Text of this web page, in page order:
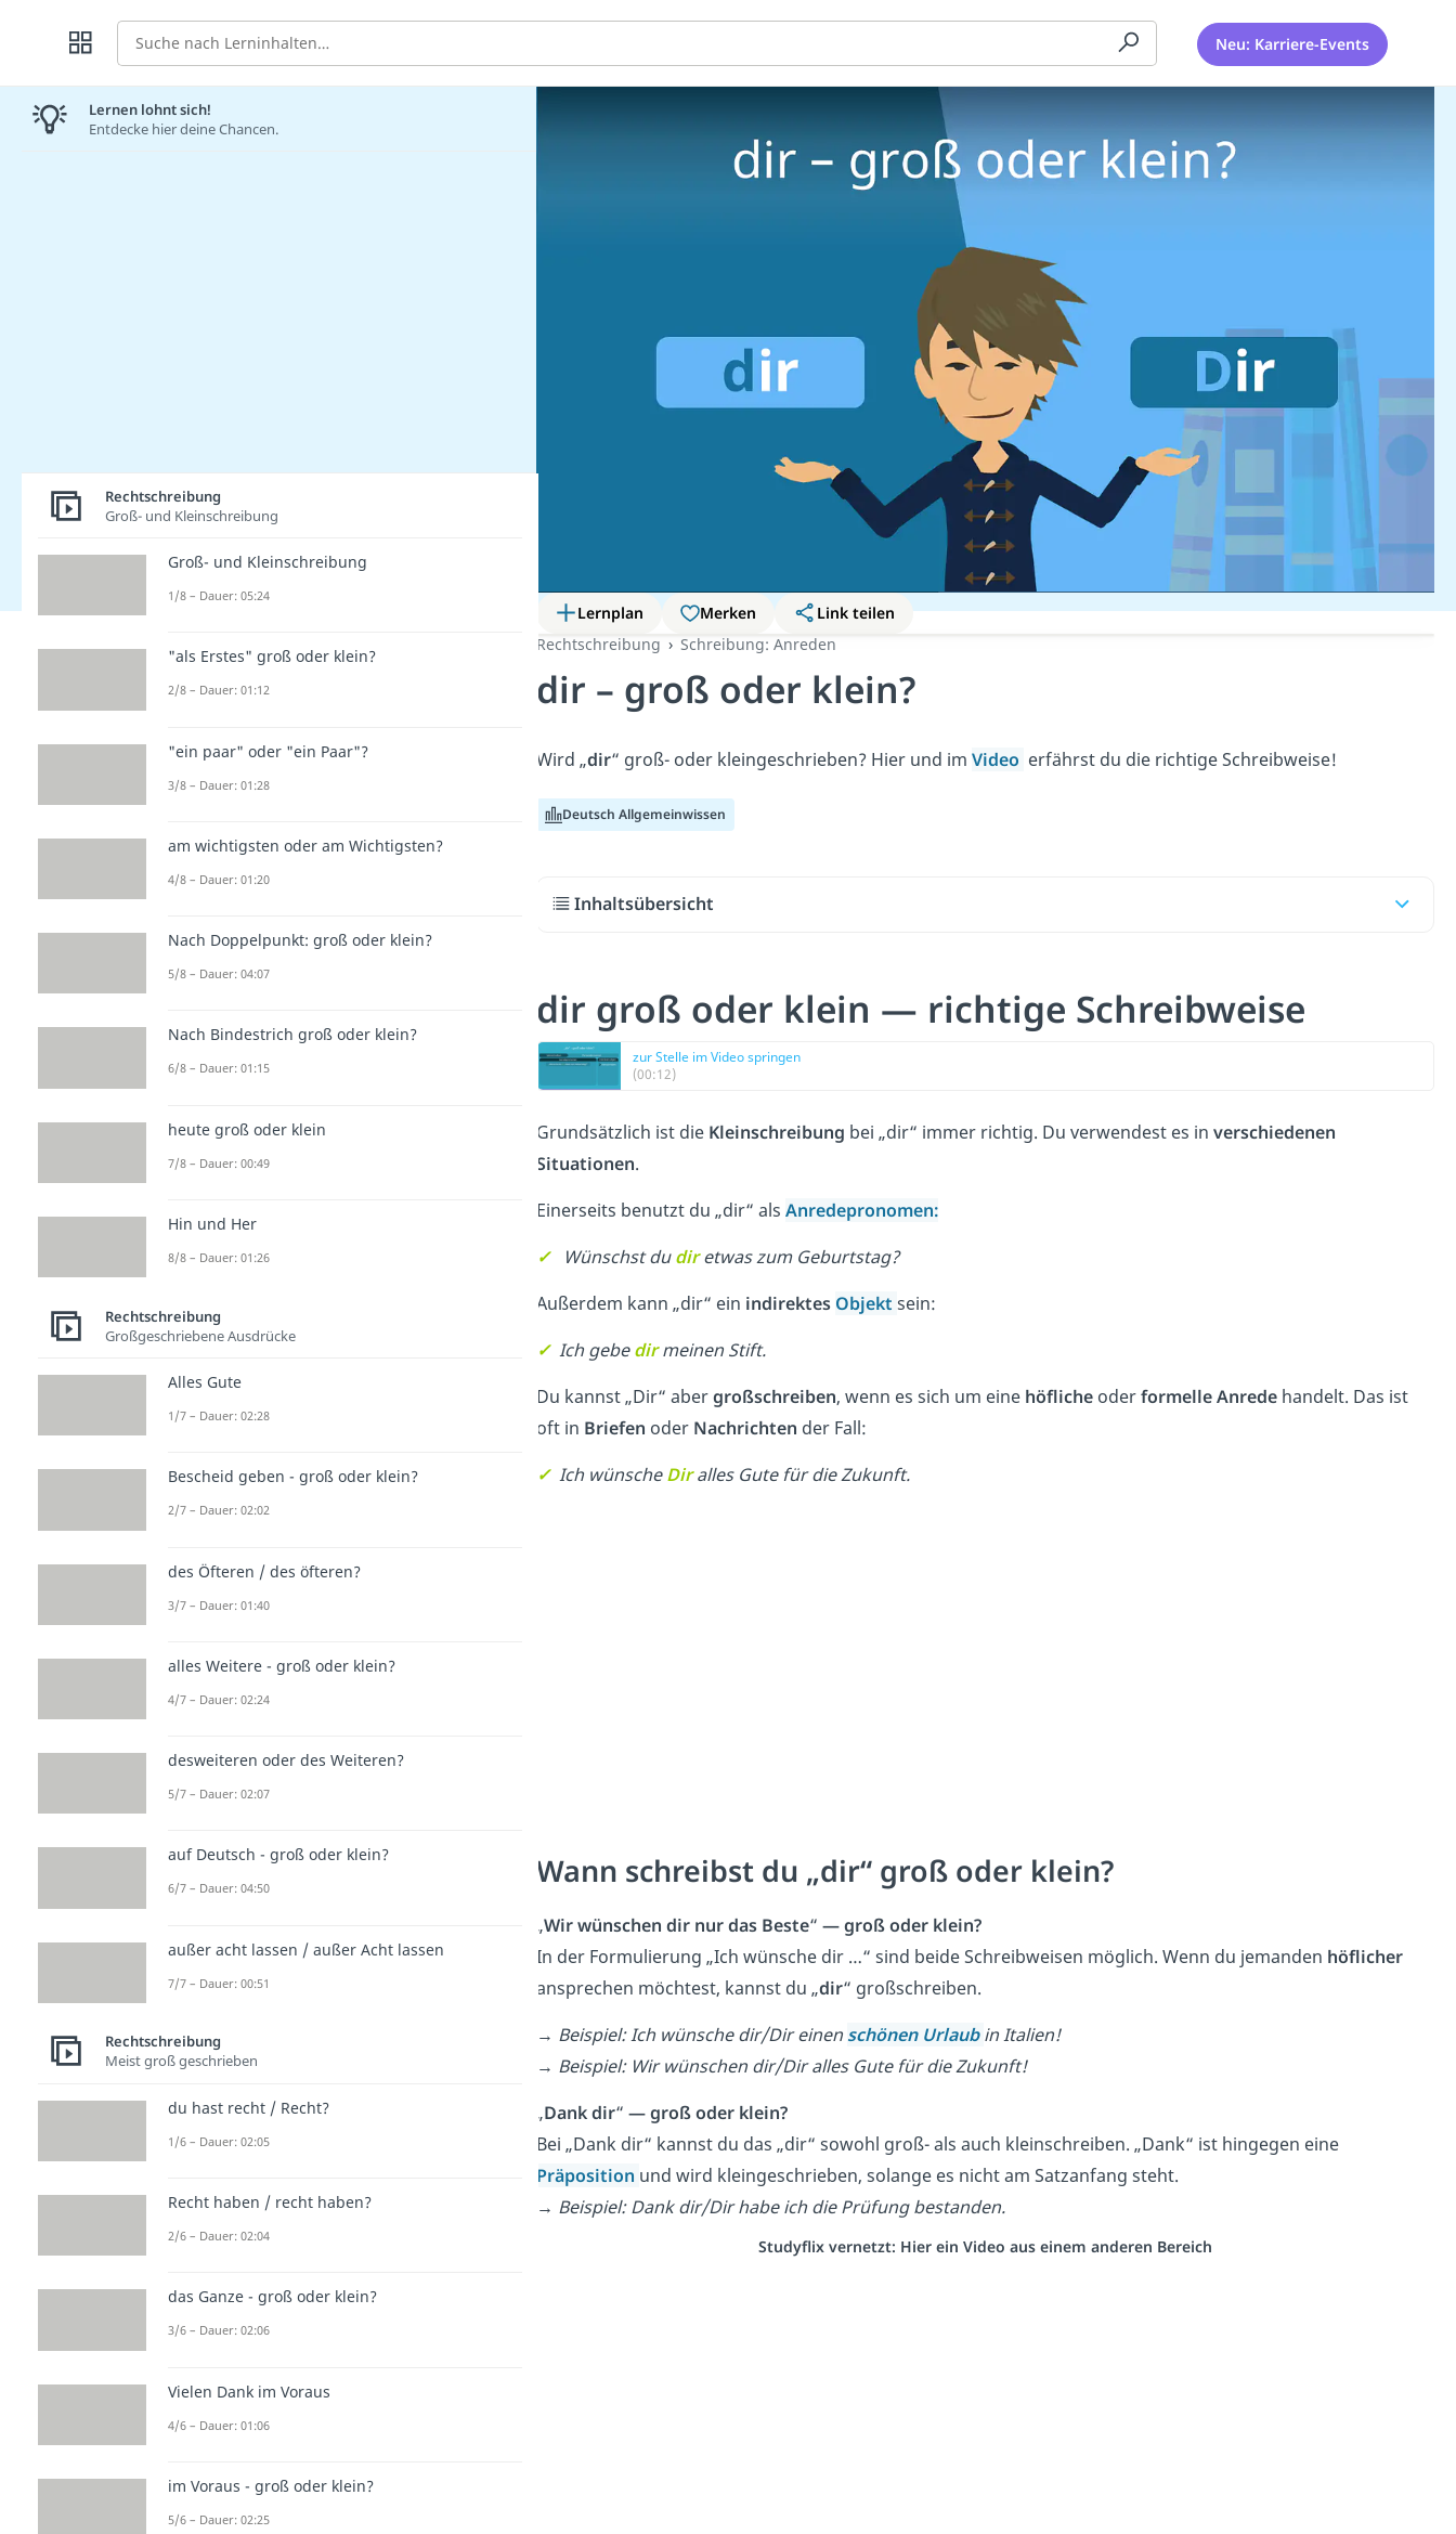
Suche Neu: Karriere-Events
Lernplan Merken
Link teilen
Rechtschreibung
Schreibung: Anreden
dir – groß oder klein?
Wird „dir“ groß- oder kleingeschrieben? Hier und im Video erfährst du die richtige Schreibweise!
Deutsch Allgemeinwissen
Inhaltsübersicht
dir groß oder klein — richtige Schreibweise
zur Stelle im Video springen
(00:12)
Grundsätzlich ist die Kleinschreibung bei „dir“ immer richtig. Du verwendest es in verschiedenen
Situationen.
Einerseits benutzt du „dir“ als Anredepronomen:
✓
Wünschst dudiretwas zum Geburtstag?
Außerdem kann „dir“ ein indirektes Objekt sein:
✓ Ich gebedirmeinen Stift.
Du kannst „Dir“ abergroßschreiben, wenn es sich um eine höflicheoderformelle Anredehandelt. Das ist
oft in Briefen oder Nachrichten der Fall:
✓ Ich wünscheDiralles Gute für die Zukunft.
Wann schreibst du „dir“ groß oder klein?
„Wir wünschen dir nur das Beste“ — groß oder klein?
In der Formulierung „Ich wünsche dir …“ sind beide Schreibweisen möglich. Wenn du jemanden höflicher
ansprechen möchtest, kannst du „dir“ großschreiben.
→ Beispiel: Ich wünsche dir/Dir einen schönen Urlaubin Italien!
→ Beispiel: Wir wünschen dir/Dir alles Gute für die Zukunft!
„Dank dir“ — groß oder klein?
Bei „Dank dir“ kannst du das „dir“ sowohl groß- als auch kleinschreiben. „Dank“ ist hingegen eine
Präposition und wird kleingeschrieben, solange es nicht am Satzanfang steht.
→ Beispiel: Dank dir/Dir habe ich die Prüfung bestanden.
Studyflix vernetzt: Hier ein Video aus einem anderen Bereich
Lernen lohnt sich!
Entdecke hier deine Chancen.
Rechtschreibung
Groß- und Kleinschreibung
Groß- und Kleinschreibung
1/8 – Dauer: 05:24
"als Erstes" groß oder klein?
2/8 – Dauer: 01:12
"ein paar" oder "ein Paar"?
3/8 – Dauer: 01:28
am wichtigsten oder am Wichtigsten?
4/8 – Dauer: 01:20
Nach Doppelpunkt: groß oder klein?
5/8 – Dauer: 04:07
Nach Bindestrich groß oder klein?
6/8 – Dauer: 01:15
heute groß oder klein
7/8 – Dauer: 00:49
Hin und Her
8/8 – Dauer: 01:26
Rechtschreibung
Großgeschriebene Ausdrücke
Alles Gute
1/7 – Dauer: 02:28
Bescheid geben - groß oder klein?
2/7 – Dauer: 02:02
des Öfteren / des öfteren?
3/7 – Dauer: 01:40
alles Weitere - groß oder klein?
4/7 – Dauer: 02:24
desweiteren oder des Weiteren?
5/7 – Dauer: 02:07
auf Deutsch - groß oder klein?
6/7 – Dauer: 04:50
außer acht lassen / außer Acht lassen
7/7 – Dauer: 00:51
Rechtschreibung
Meist groß geschrieben
du hast recht / Recht?
1/6 – Dauer: 02:05
Recht haben / recht haben?
2/6 – Dauer: 02:04
das Ganze - groß oder klein?
3/6 – Dauer: 02:06
Vielen Dank im Voraus
4/6 – Dauer: 01:06
im Voraus - groß oder klein?
5/6 – Dauer: 02:25